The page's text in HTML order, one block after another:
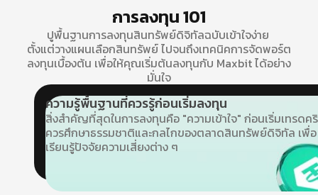
การลงทุน 101
ปูพื้นฐานการลงทุนสินทรัพย์ดิจิทัลฉบับเข้าใจง่าย
ตั้งแต่วางแผนเลือกสินทรัพย์ ไปจนถึงเทคนิคการจัดพอร์ต
ลงทุนเบื้องต้น เพื่อให้คุณเริ่มต้นลงทุนกับ Maxbit ได้อย่าง
มั่นใจ
ความรู้พื้นฐานที่ควรรู้ก่อนเริ่มลงทุน
สิ่งสำคัญที่สุดในการลงทุนคือ "ความเข้าใจ" ก่อนเริ่มเทรดค
ควรศึกษาธรรมชาติและกลไกของตลาดสินทรัพย์ดิจิทัล เพื่อ
เรียนรู้ปัจจัยความเสี่ยงต่าง ๆ